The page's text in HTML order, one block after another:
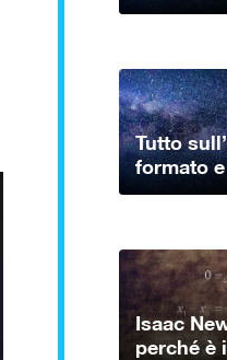
Tutto
formato
Isaac
perché è